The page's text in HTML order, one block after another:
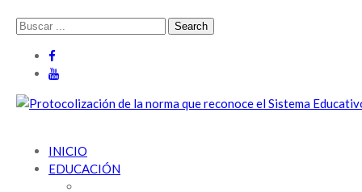
INICIO
EDUCACIÓN